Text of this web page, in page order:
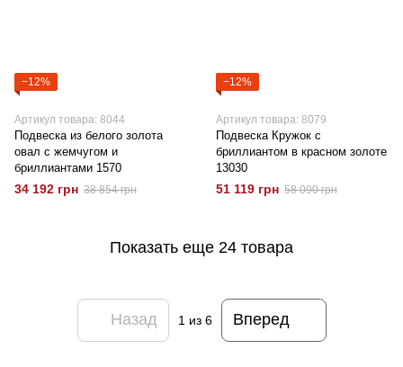
−12%
Артикул товара: 8044
Подвеска из белого золота
овал с жемчугом и
бриллиантами 1570
34 192 грн 38 854 грн
−12%
Артикул товара: 8079
Подвеска Кружок с
бриллиантом в красном золоте
13030
51 119 грн 58 090 грн
Показать еще 24 товара
Назад 1 из 6 Вперед